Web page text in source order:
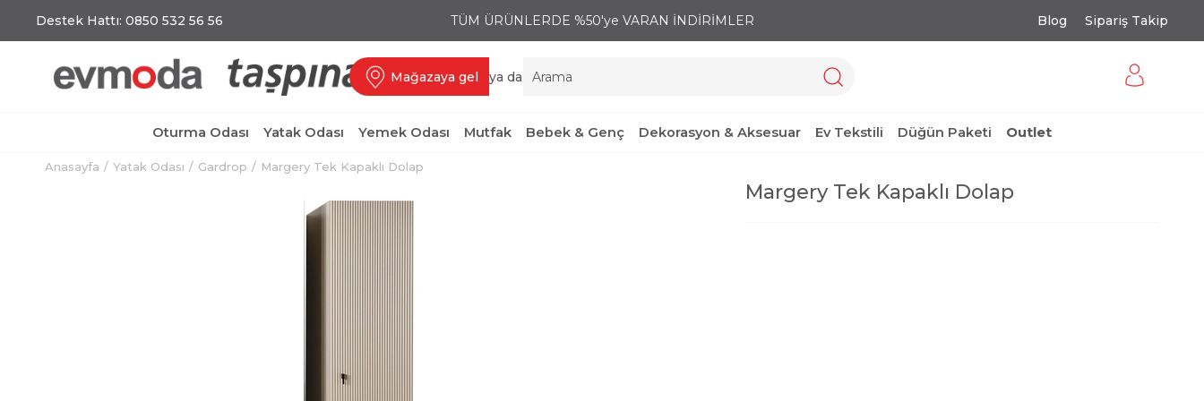
Destek Hattı: 0850 532 56 56 TÜM ÜRÜNLERDE %50'ye VARAN İNDİRİMLER Blog Sipariş Takip
Mağazaya gel ya da
Oturma Odası Yatak Odası Yemek Odası Mutfak Bebek & Genç Dekorasyon & Aksesuar Ev Tekstili Düğün Paketi Outlet
Anasayfa Yatak Odası Gardrop Margery Tek Kapaklı Dolap
Margery Tek Kapaklı Dolap